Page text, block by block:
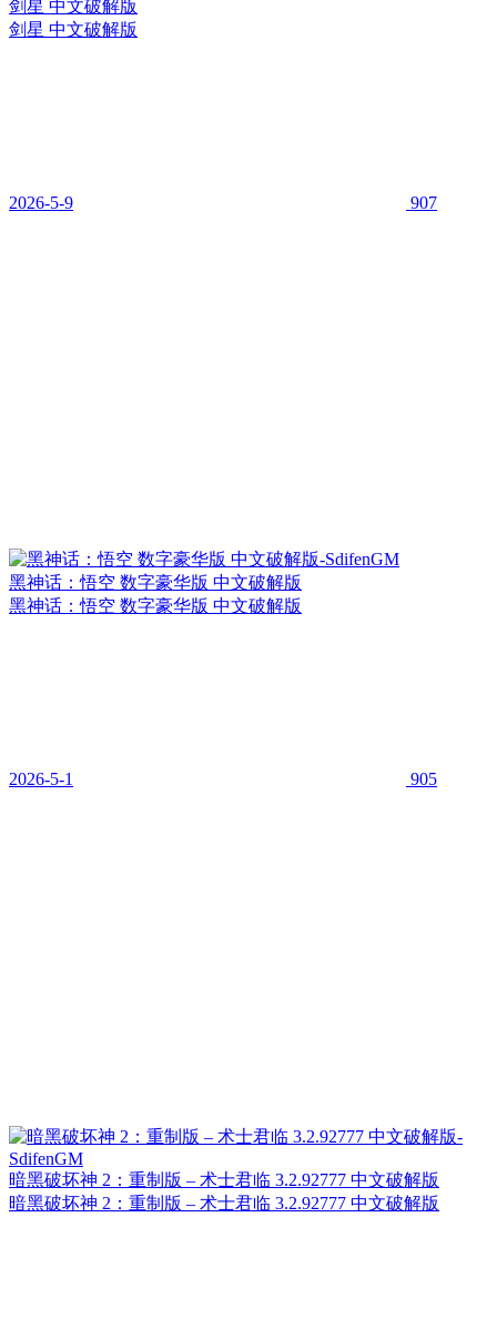
剑星 中文破解版
剑星 中文破解版
2026-5-9 907
黑神话：悟空 数字豪华版 中文破解版
黑神话：悟空 数字豪华版 中文破解版
2026-5-1 905
暗黑破坏神 2：重制版 – 术士君临 3.2.92777 中文破解版
暗黑破坏神 2：重制版 – 术士君临 3.2.92777 中文破解版